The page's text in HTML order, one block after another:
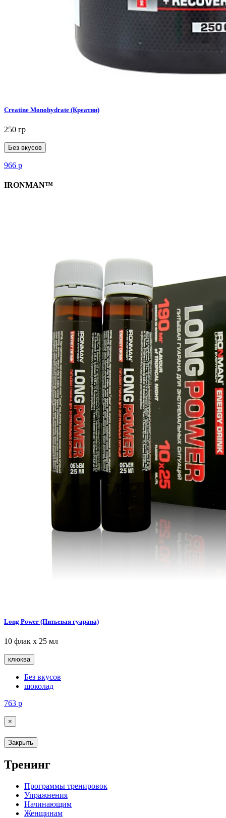
Creatine Monohydrate (Креатин)
250 гр
Без вкусов
966 р
IRONMAN™
Long Power (Питьевая гуарана)
10 флак х 25 мл
клюква
Без вкусов
шоколад
763 р
×
Закрыть
Тренинг
Программы тренировок
Упражнения
Начинающим
Женщинам